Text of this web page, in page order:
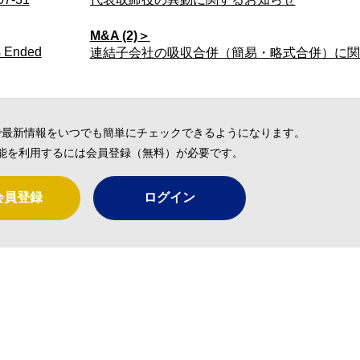
Ended
M&A (2)＞
連結子会社の吸収合併（簡易・略式合併）に
新情報をいつでも簡単にチェックできるようになります。
利用するには会員登録（無料）が必要です。
員登録 ログイン